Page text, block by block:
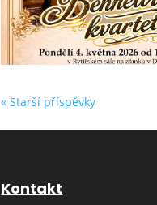
« Starší příspěvky
Kontakt